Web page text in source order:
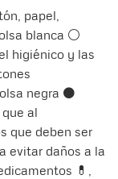
papel,
blanca ⚪️
higiénico y las
negra ⚫️
al
que deben ser
evitar daños a la
💊,